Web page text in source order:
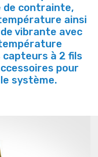
de contrainte,
ainsi
vibrante avec
à 2 fils
pour
système.